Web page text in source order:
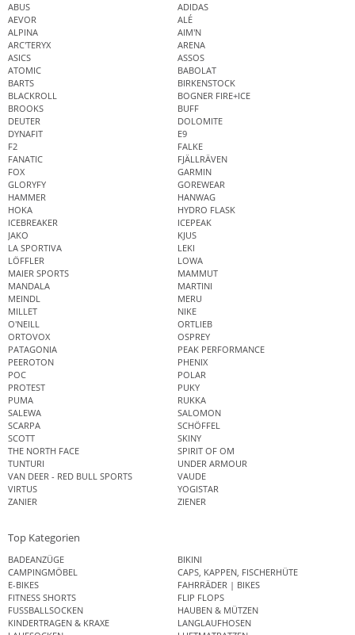
ABUS
ADIDAS
AEVOR
ALÉ
ALPINA
AIM'N
ARC'TERYX
ARENA
ASICS
ASSOS
ATOMIC
BABOLAT
BARTS
BIRKENSTOCK
BLACKROLL
BOGNER FIRE+ICE
BROOKS
BUFF
DEUTER
DOLOMITE
DYNAFIT
E9
F2
FALKE
FANATIC
FJÄLLRÄVEN
FOX
GARMIN
GLORYFY
GOREWEAR
HAMMER
HANWAG
HOKA
HYDRO FLASK
ICEBREAKER
ICEPEAK
JAKO
KJUS
LA SPORTIVA
LEKI
LÖFFLER
LOWA
MAIER SPORTS
MAMMUT
MANDALA
MARTINI
MEINDL
MERU
MILLET
NIKE
O'NEILL
ORTLIEB
ORTOVOX
OSPREY
PATAGONIA
PEAK PERFORMANCE
PEEROTON
PHENIX
POC
POLAR
PROTEST
PUKY
PUMA
RUKKA
SALEWA
SALOMON
SCARPA
SCHÖFFEL
SCOTT
SKINY
THE NORTH FACE
SPIRIT OF OM
TUNTURI
UNDER ARMOUR
VAN DEER - RED BULL SPORTS
VAUDE
VIRTUS
YOGISTAR
ZANIER
ZIENER
Top Kategorien
BADEANZÜGE
BIKINI
CAMPINGMÖBEL
CAPS, KAPPEN, FISCHERHÜTE
E-BIKES
FAHRRÄDER | BIKES
FITNESS SHORTS
FLIP FLOPS
FUSSBALLSOCKEN
HAUBEN & MÜTZEN
KINDERTRAGEN & KRAXE
LANGLAUFHOSEN